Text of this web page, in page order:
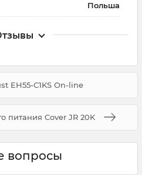
Польша
EH55-C1KS On-line
питания Cover JR 20K
вопросы